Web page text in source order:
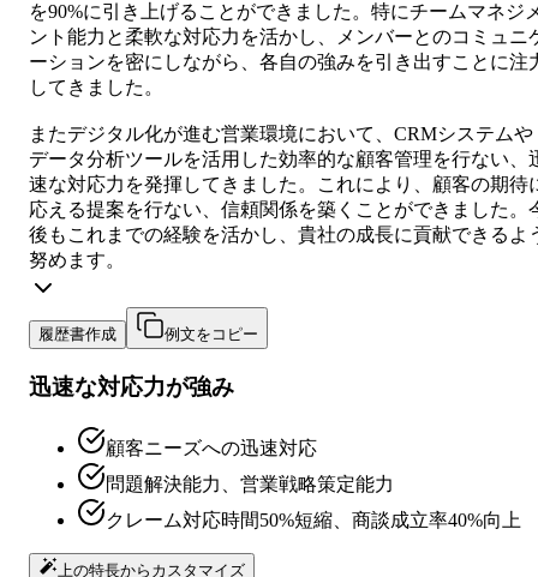
を90%に引き上げることができました。特にチームマネジ
ント能力と柔軟な対応力を活かし、メンバーとのコミュニ
ーションを密にしながら、各自の強みを引き出すことに注
してきました。
またデジタル化が進む営業環境において、CRMシステムや
データ分析ツールを活用した効率的な顧客管理を行ない、
速な対応力を発揮してきました。これにより、顧客の期待
応える提案を行ない、信頼関係を築くことができました。
後もこれまでの経験を活かし、貴社の成長に貢献できるよ
努めます。
履歴書作成 例文をコピー
迅速な対応力が強み
顧客ニーズへの迅速対応
問題解決能力、営業戦略策定能力
クレーム対応時間50%短縮、商談成立率40%向上
上の特長からカスタマイズ